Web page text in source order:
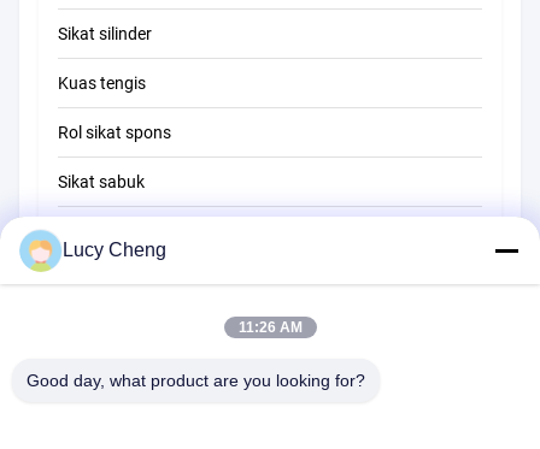
Sikat silinder
Kuas tengis
Rol sikat spons
Sikat sabuk
Sikat penyapu
Sikat Ujung Kawat
Lucy Cheng
11:26 AM
Good day, what product are you looking for?